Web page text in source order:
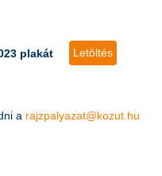
plakát Letöltés
a rajzpalyazat@kozut.hu